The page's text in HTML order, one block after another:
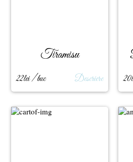
Tiramisu
22lei / buc Descriere